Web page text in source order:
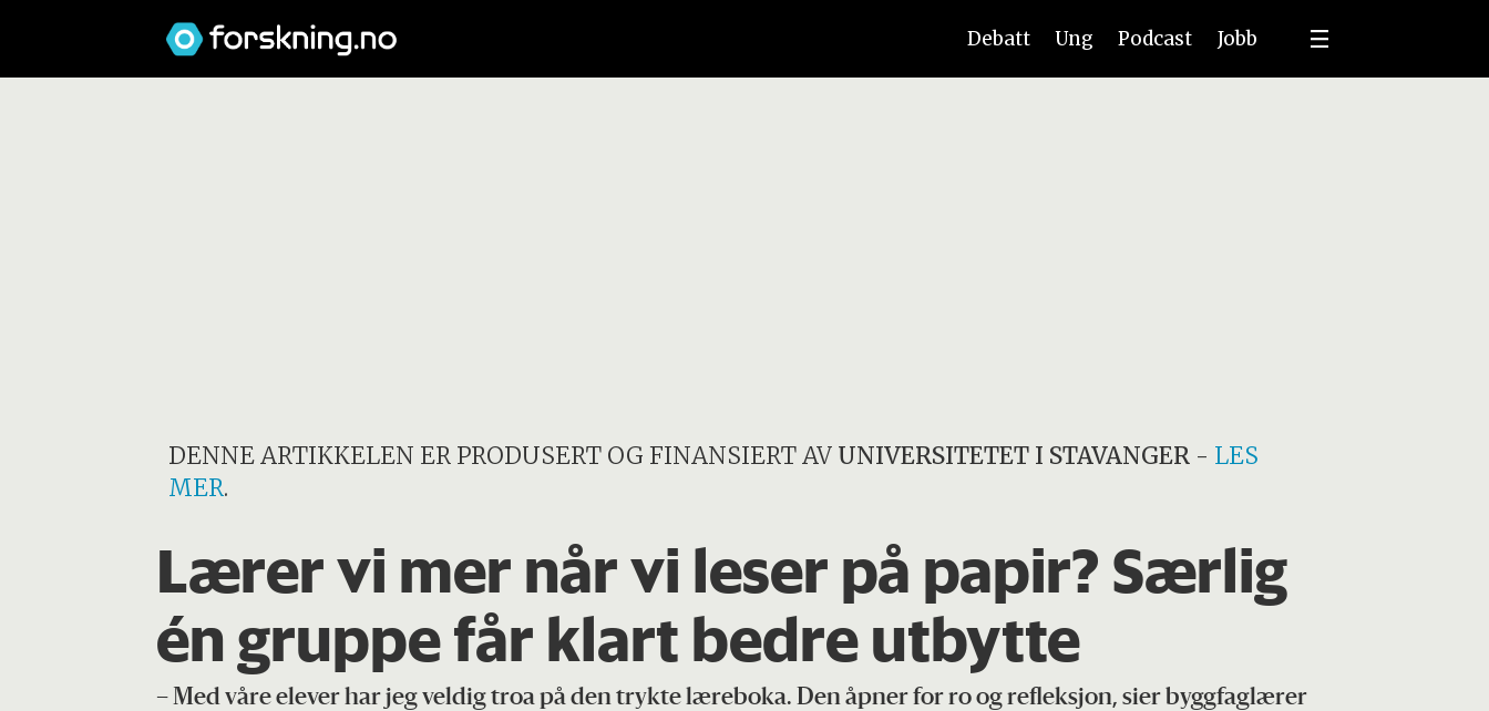
Debatt Ung Podcast Jobb
DENNE ARTIKKELEN ER PRODUSERT OG FINANSIERT AV UNIVERSITETET I STAVANGER- LES
MER.
Lærer vi mer når vi leser på papir? Særlig
én gruppe får klart bedre utbytte
– Med våre elever har jeg veldig troa på den trykte læreboka. Den åpner for ro og refleksjon, sier byggfaglærer